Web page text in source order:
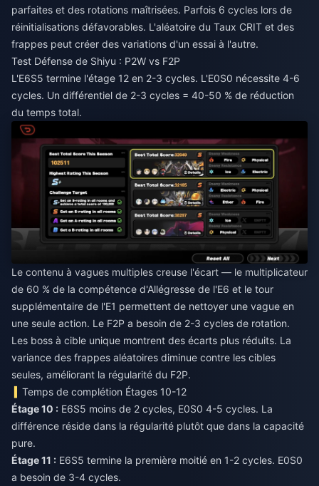
parfaites et des rotations maîtrisées. Parfois 6 cycles lors de
réinitialisations défavorables. L'aléatoire du Taux CRIT et des
frappes peut créer des variations d'un essai à l'autre.
Test Défense de Shiyu : P2W vs F2P
L'E6S5 termine l'étage 12 en 2-3 cycles. L'E0S0 nécessite 4-6
cycles. Un différentiel de 2-3 cycles = 40-50 % de réduction
du temps total.
Le contenu à vagues multiples creuse l'écart — le multiplicateur
de 60 % de la compétence d'Allégresse de l'E6 et le tour
supplémentaire de l'E1 permettent de nettoyer une vague en
une seule action. Le F2P a besoin de 2-3 cycles de rotation.
Les boss à cible unique montrent des écarts plus réduits. La
variance des frappes aléatoires diminue contre les cibles
seules, améliorant la régularité du F2P.
Temps de complétion Étages 10-12
Étage 10 : E6S5 moins de 2 cycles, E0S0 4-5 cycles. La
différence réside dans la régularité plutôt que dans la capacité
pure.
Étage 11 : E6S5 termine la première moitié en 1-2 cycles. E0S0
a besoin de 3-4 cycles.